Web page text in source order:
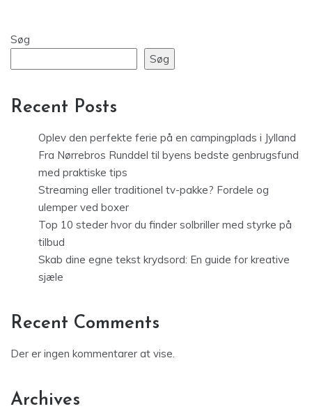
Søg
Søg
Recent Posts
Oplev den perfekte ferie på en campingplads i Jylland
Fra Nørrebros Runddel til byens bedste genbrugsfund
med praktiske tips
Streaming eller traditionel tv-pakke? Fordele og
ulemper ved boxer
Top 10 steder hvor du finder solbriller med styrke på
tilbud
Skab dine egne tekst krydsord: En guide for kreative
sjæle
Recent Comments
Der er ingen kommentarer at vise.
Archives